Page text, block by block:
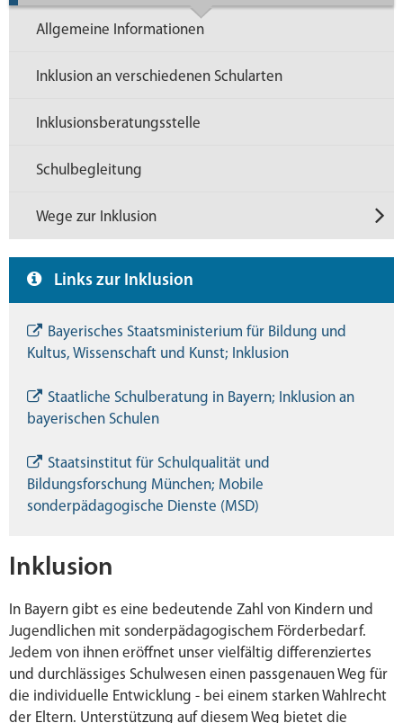
Inklusion
In Bayern gibt es eine bedeutende Zahl von Kindern und
Jugendlichen mit sonderpädagogischem Förderbedarf.
Jedem von ihnen eröffnet unser vielfältig differenziertes
und durchlässiges Schulwesen einen passgenauen Weg für
die individuelle Entwicklung - bei einem starken Wahlrecht
der Eltern. Unterstützung auf diesem Weg bietet die
Allgemeine Informationen
Inklusion an verschiedenen Schularten
Inklusionsberatungsstelle
Schulbegleitung
Wege zur Inklusion
Links zur Inklusion
Bayerisches Staatsministerium für Bildung und
Kultus, Wissenschaft und Kunst; Inklusion
Staatliche Schulberatung in Bayern; Inklusion an
bayerischen Schulen
Staatsinstitut für Schulqualität und
Bildungsforschung München; Mobile
sonderpädagogische Dienste (MSD)